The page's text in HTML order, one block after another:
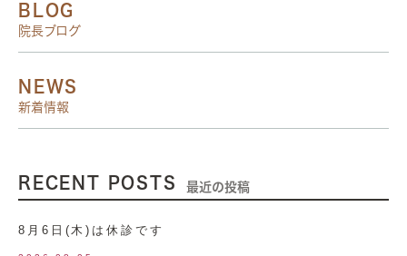
BLOG
院長ブログ
NEWS
新着情報
RECENT POSTS 最近の投稿
8月6日(木)は休診です